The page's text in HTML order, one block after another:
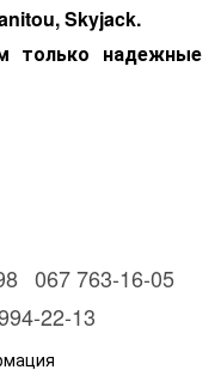
Skyjack.
только надежные
067 763-16-05
22-13